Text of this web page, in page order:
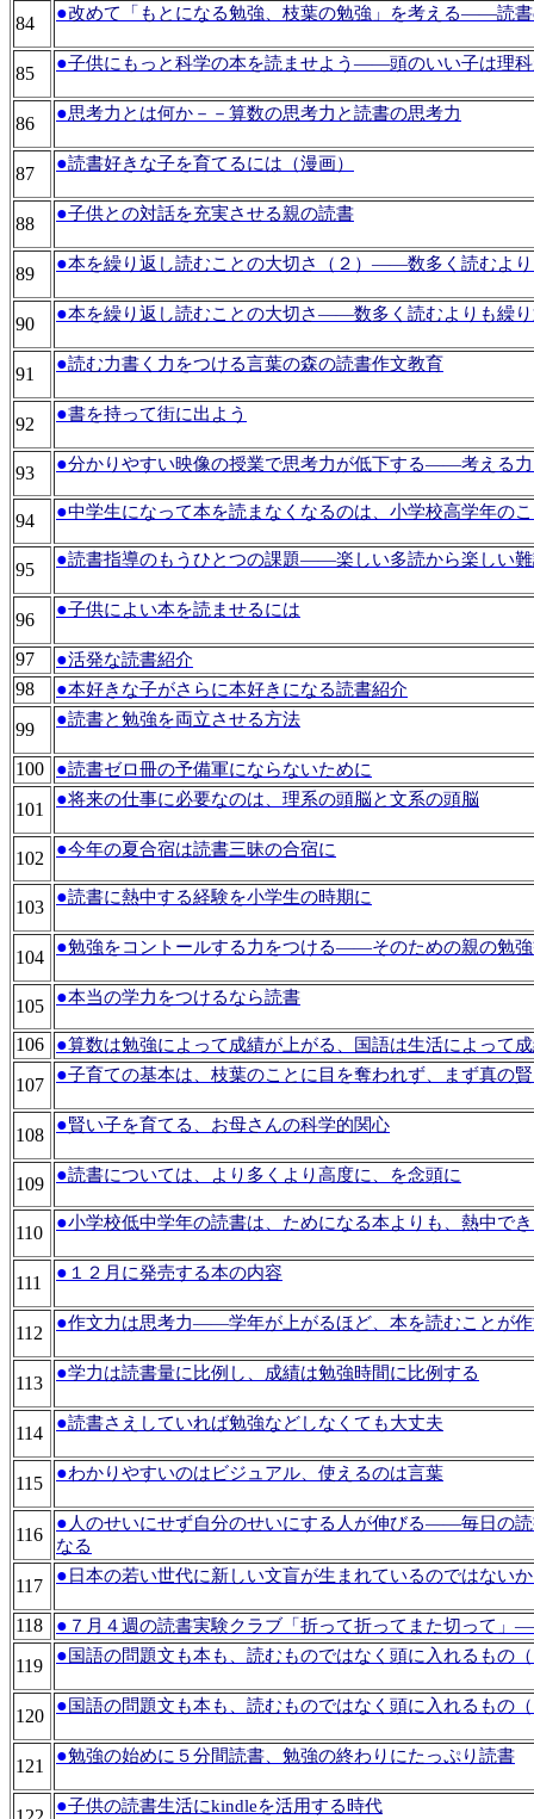
84
●改めて「もとになる勉強、枝葉の勉強」を考える――読
85
●子供にもっと科学の本を読ませよう――頭のいい子は理
86
●思考力とは何か－－算数の思考力と読書の思考力
87
●読書好きな子を育てるには（漫画）
88
●子供との対話を充実させる親の読書
89
●本を繰り返し読むことの大切さ（２）――数多く読むよ
90
●本を繰り返し読むことの大切さ――数多く読むよりも繰
91
●読む力書く力をつける言葉の森の読書作文教育
92
●書を持って街に出よう
93 ●分かりやすい映像の授業で思考力が低下する――考える
94 ●中学生になって本を読まなくなるのは、小学校高学年の
95
●読書指導のもうひとつの課題――楽しい多読から楽しい
96
●子供によい本を読ませるには
97 ●活発な読書紹介
98 ●本好きな子がさらに本好きになる読書紹介
99
●読書と勉強を両立させる方法
100 ●読書ゼロ冊の予備軍にならないために
101
●将来の仕事に必要なのは、理系の頭脳と文系の頭脳
102 ●今年の夏合宿は読書三昧の合宿に
103
●読書に熱中する経験を小学生の時期に
104
●勉強をコントールする力をつける――そのための親の勉
105 ●本当の学力をつけるなら読書
106 ●算数は勉強によって成績が上がる、国語は生活によって
107
●子育ての基本は、枝葉のことに目を奪われず、まず真の
108
●賢い子を育てる、お母さんの科学的関心
109 ●読書については、より多くより高度に、を念頭に
110
●小学校低中学年の読書は、ためになる本よりも、熱中で
111
● １２月に発売する本の内容
112
●作文力は思考力――学年が上がるほど、本を読むことが
113
●学力は読書量に比例し、成績は勉強時間に比例する
114
●読書さえしていれば勉強などしなくても大丈夫
115
●わかりやすいのはビジュアル、使えるのは言葉
116
● 人のせいにせず自分のせいにする人が伸びる――毎日の
なる
117
● 日本の若い世代に新しい文盲が生まれているのではない
118 ● ７月４週の読書実験クラブ「折って折ってまた切って
119
● 国語の問題文も本も、読むものではなく頭に入れるもの
120
● 国語の問題文も本も、読むものではなく頭に入れるもの
121
●勉強の始めに５分間読書、勉強の終わりにたっぷり読書
●子供の読書生活にkindleを活用する時代